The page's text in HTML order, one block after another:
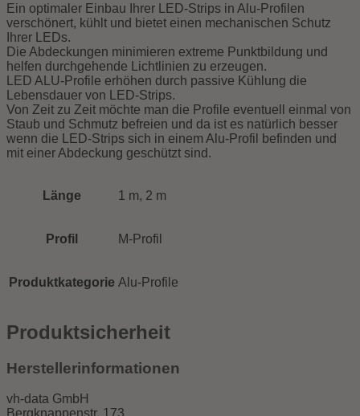
Ein optimaler Einbau Ihrer LED-Strips in Alu-Profilen
verschönert, kühlt und bietet einen mechanischen Schutz
Ihrer LEDs.
Die Abdeckungen minimieren extreme Punktbildung und
helfen durchgehende Lichtlinien zu erzeugen.
LED ALU-Profile erhöhen durch passive Kühlung die
Lebensdauer von LED-Strips.
Von Zeit zu Zeit möchte man die Profile eventuell einmal von
Staub und Schmutz befreien und da ist es natürlich besser
wenn die LED-Strips sich in einem Alu-Profil befinden und
mit einer Abdeckung geschützt sind.
Länge 1 m, 2 m
Profil M-Profil
Produktkategorie Alu-Profile
Produktsicherheit
Herstellerinformationen
vh-data GmbH